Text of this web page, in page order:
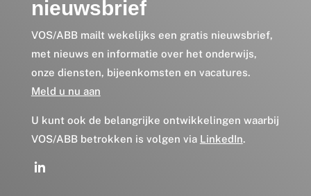
nieuwsbrief
VOS/ABB mailt wekelijks een gratis nieuwsbrief,
met nieuws en informatie over het onderwijs,
onze diensten, bijeenkomsten en vacatures.
Meld u nu aan
U kunt ook de belangrijke ontwikkelingen waarbij
VOS/ABB betrokken is volgen via LinkedIn.